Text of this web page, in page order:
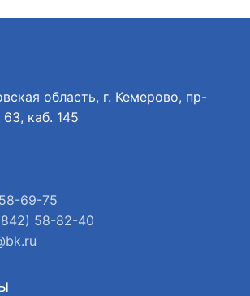
область, г. Кемерово, пр-
каб. 145
69-75
58-82-40